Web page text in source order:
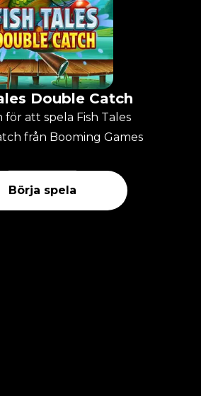
Double Catch
för att spela Fish Tales
från Booming Games
Börja spela